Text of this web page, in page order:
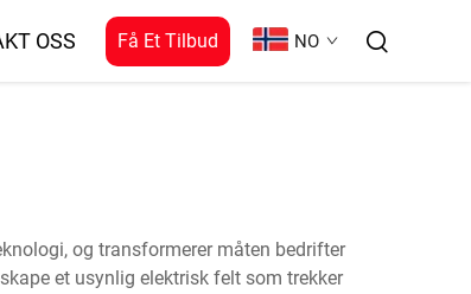
OSS Få Et Tilbud NO
og transformerer måten bedrifter
et usynlig elektrisk felt som trekker